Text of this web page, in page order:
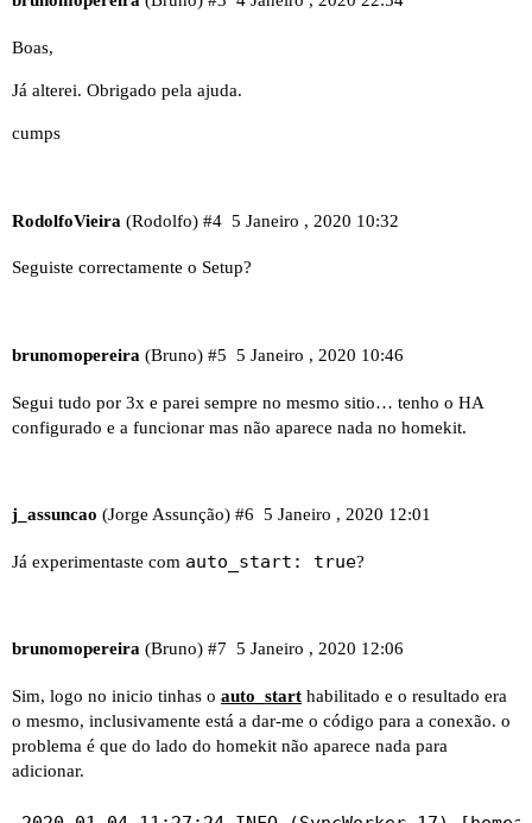
Boas,
Já alterei. Obrigado pela ajuda.
cumps
RodolfoVieira (Rodolfo) 5 Janeiro , 2020 10:32
#4
Seguiste correctamente o Setup?
brunomopereira (Bruno) 5 Janeiro , 2020 10:46
#5
Segui tudo por 3x e parei sempre no mesmo sitio… tenho o HA
configurado e a funcionar mas não aparece nada no homekit.
j_assuncao (Jorge Assunção) 5 Janeiro , 2020 12:01
#6
Já experimentaste com auto_start: true?
brunomopereira (Bruno) 5 Janeiro , 2020 12:06
#7
Sim, logo no inicio tinhas o auto_start habilitado e o resultado era
o mesmo, inclusivamente está a dar-me o código para a conexão. o
problema é que do lado do homekit não aparece nada para
adicionar.